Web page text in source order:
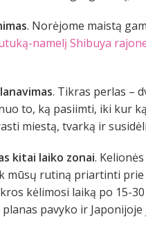
. Norėjome maistą
namelį Shibuya
. Tikras perlas –
to, ką pasiimti, iki kur
miestą, tvarką ir
kitai laiko zonai.
mūsų rutiną priartinti prie
kėlimosi laiką po 15-
pavyko ir